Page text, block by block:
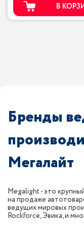
В
Бренды
Мегалайт
Megalight - это
на продаже
ведущих мировых
Rockforce, Эвика, и